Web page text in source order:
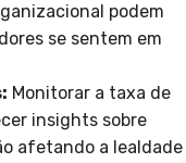
podem
se sentem em
Monitorar a taxa de
insights sobre
afetando a lealdade